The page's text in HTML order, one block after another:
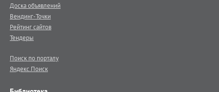
Доска объявлений
Вендинг-Точки
Рейтинг сайтов
Тендеры
Поиск по порталу
Яндекс.Поиск